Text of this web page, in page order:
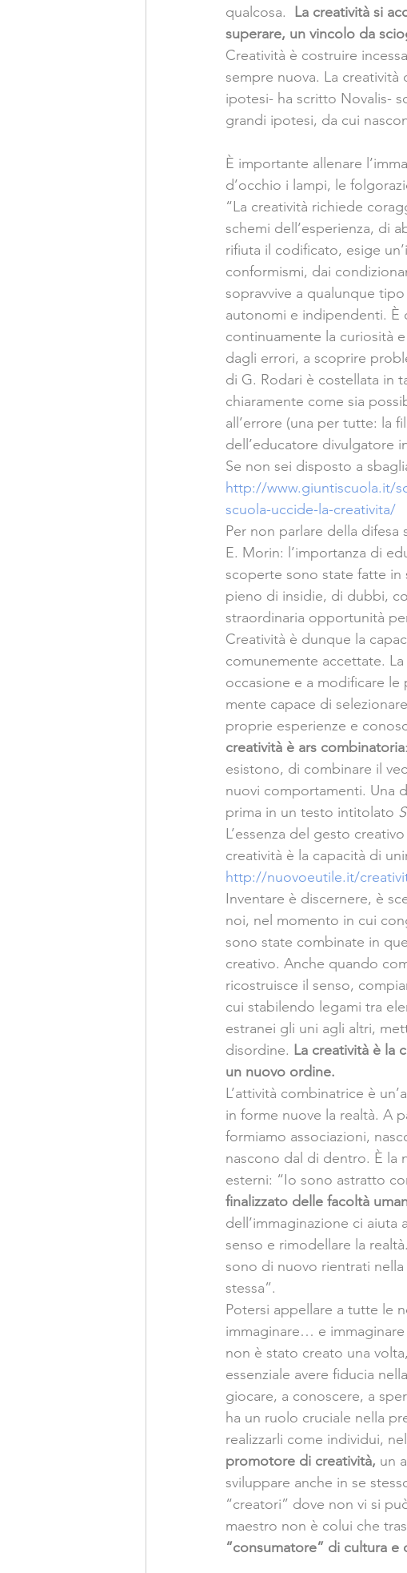
qualcosa.
La creatività si
superare, un vincolo da
Creatività è costruire
sempre nuova. La
ipotesi- ha scritto Novalis-
grandi ipotesi, da cui
È importante allenare
d’occhio i lampi, le
“La creatività richiede
schemi dell’esperienza, di
rifiuta il codificato, esige
conformismi, dai
sopravvive a qualunque
autonomi e indipendenti. È
continuamente la curiosità
dagli errori, a scoprire
di G. Rodari è costellata in
chiaramente come sia
all’errore (una per tutte: la
dell’educatore divulgatore
Se non sei disposto a
http://www.giuntiscuola.it/
scuola-uccide-la-creativita/
Per non parlare della
E. Morin: l’importanza di
scoperte sono state fatte in
pieno di insidie, di dubbi,
straordinaria opportunità
Creatività è dunque la
comunemente accettate.
occasione e a modificare
mente capace di
proprie esperienze e
creatività è ars combinatoria
esistono, di combinare il
nuovi comportamenti. Una
prima in un testo intitolato
L’essenza del gesto
creatività è la capacità di
http://nuovoeutile.it/
Inventare è discernere, è
noi, nel momento in cui
sono state combinate in
creativo. Anche quando
ricostruisce il senso,
cui stabilendo legami tra
estranei gli uni agli altri,
disordine. La creatività è la
un nuovo ordine.
L’attività combinatrice è
in forme nuove la realtà. A
formiamo associazioni,
nascono dal di dentro. È la
esterni: “Io sono astratto
finalizzato delle facoltà
dell’immaginazione ci
senso e rimodellare la
sono di nuovo rientrati
stessa”.
Potersi appellare a tutte le
immaginare… e
non è stato creato una
essenziale avere fiducia
giocare, a conoscere, a
ha un ruolo cruciale nella
realizzarli come individui,
promotore di creatività, un
sviluppare anche in se
“creatori” dove non vi si
maestro non è colui che
“consumatore” di cultura